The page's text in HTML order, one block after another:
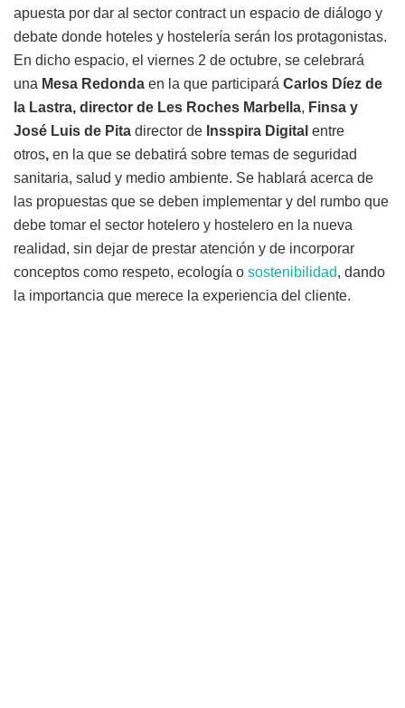
apuesta por dar al sector contract un espacio de diálogo y
debate donde hoteles y hostelería serán los protagonistas.
En dicho espacio, el viernes 2 de octubre, se celebrará
una Mesa Redonda en la que participará Carlos Díez de
la Lastra, director de Les Roches Marbella, Finsa y
José Luis de Pita director de Insspira Digital entre
otros, en la que se debatirá sobre temas de seguridad
sanitaria, salud y medio ambiente. Se hablará acerca de
las propuestas que se deben implementar y del rumbo que
debe tomar el sector hotelero y hostelero en la nueva
realidad, sin dejar de prestar atención y de incorporar
conceptos como respeto, ecología o sostenibilidad, dando
la importancia que merece la experiencia del cliente.